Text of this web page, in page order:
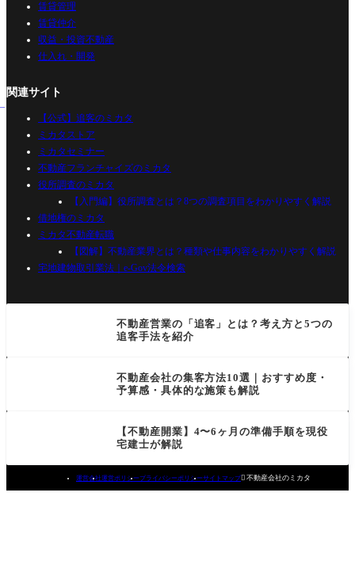
賃貸管理
賃貸仲介
収益・投資不動産
仕入れ・開発
関連サイト
【公式】追客のミカタ
ミカタストア
ミカタセミナー
不動産フランチャイズのミカタ
役所調査のミカタ
【入門編】役所調査とは？8つの調査項目をわかりやすく解説
借地権のミカタ
ミカタ不動産転職
【図解】不動産業界とは？種類や仕事内容をわかりやすく解説
宅地建物取引業法｜e-Gov法令検索
不動産営業の「追客」とは？考え方と5つの
追客手法を紹介
不動産会社の集客方法10選｜おすすめ度・
予算感・具体的な施策も解説
【不動産開業】4〜6ヶ月の準備手順を現役
宅建士が解説
運営会社運営ポリシープライバシーポリシーサイトマップ 不動産会社のミカタ